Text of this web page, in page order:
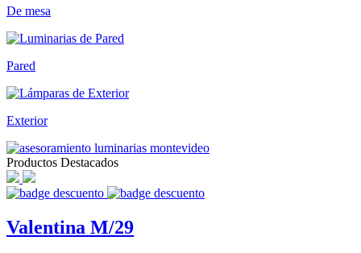
De mesa
Pared
Exterior
Productos Destacados
Valentina M/29